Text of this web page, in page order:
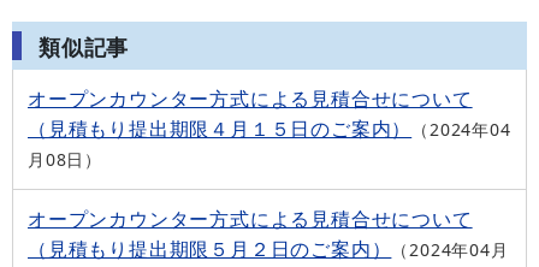
類似記事
オープンカウンター方式による見積合せについて
（見積もり提出期限４月１５日のご案内）
2024年04
月08日
オープンカウンター方式による見積合せについて
（見積もり提出期限５月２日のご案内）
2024年04月